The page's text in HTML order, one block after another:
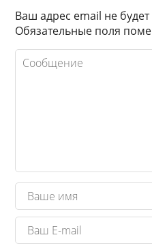
Ваш адрес email не
Обязательные поля